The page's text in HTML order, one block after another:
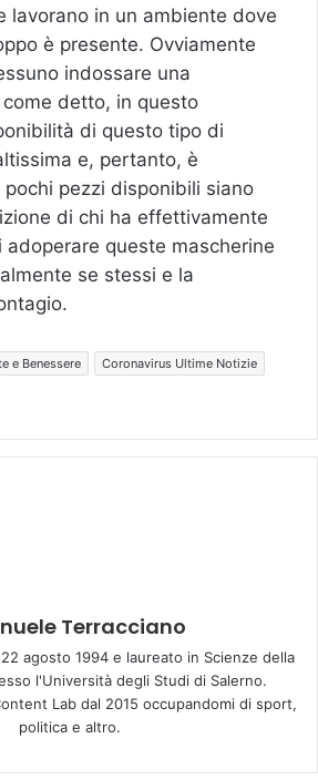
lavorano in un ambiente dove
è presente. Ovviamente
indossare una
detto, in questo
di questo tipo di
e, pertanto, è
pezzi disponibili siano
di chi ha effettivamente
adoperare queste mascherine
se stessi e la
e Benessere
Coronavirus Ultime Notizie
Terracciano
agosto 1994 e laureato in Scienze della
l'Università degli Studi di Salerno.
Lab dal 2015 occupandomi di sport,
politica e altro.